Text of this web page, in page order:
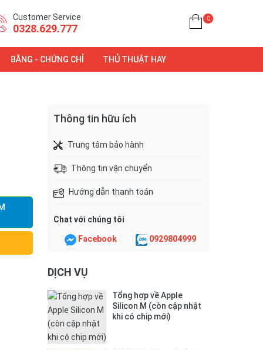
Customer Service
0328.629.777
0
BẰNG - CHỨNG CHỈ THỦ THUẬT HAY
Thông tin hữu ích
Trung tâm bảo hành
Thông tin vận chuyển
Hướng dẫn thanh toán
Chat với chúng tôi
Facebook 0929804999
DỊCH VỤ
Tổng hợp về Apple
Silicon M (còn cập nhật
khi có chip mới)